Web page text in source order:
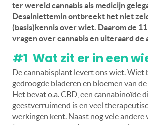
ter wereld cannabis als medicijn
Desalniettemin ontbreekt het niet
(basis)kennis over wiet. Daarom de
vragen over cannabis en uiteraard de
#1 Wat zit er in een
De cannabisplant levert ons wiet. Wiet
gedroogde bladeren en bloemen van
Het bevat o.a. CBD, een cannabinoïde
geestverruimend is en veel
werkingen kent. Naast nog vele andere